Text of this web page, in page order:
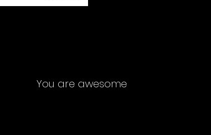
You are awesome